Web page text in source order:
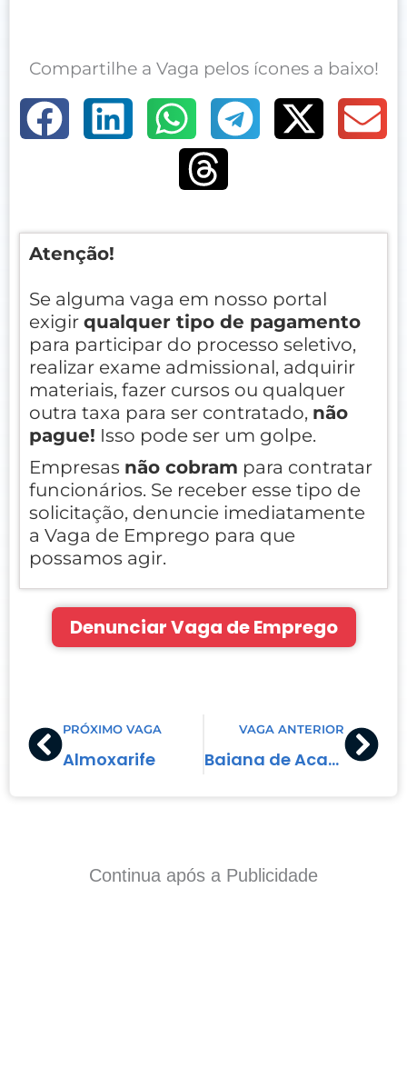
Compartilhe a Vaga pelos ícones a baixo!
Atenção!
Se alguma vaga em nosso portal
exigir qualquer tipo de pagamento
para participar do processo seletivo,
realizar exame admissional, adquirir
materiais, fazer cursos ou qualquer
outra taxa para ser contratado, não
pague! Isso pode ser um golpe.
Empresas não cobram para contratar
funcionários. Se receber esse tipo de
solicitação, denuncie imediatamente
a Vaga de Emprego para que
possamos agir.
Denunciar Vaga de Emprego
Prev
PRÓXIMO VAGA
Almoxarife
VAGA ANTERIOR
Baiana de Acarajé
Continua após a Publicidade